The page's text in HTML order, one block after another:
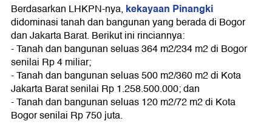
Berdasarkan LHKPN-nya, kekayaan Pinangki
didominasi tanah dan bangunan yang berada di Bogor
dan Jakarta Barat. Berikut ini rinciannya:
- Tanah dan bangunan seluas 364 m2/234 m2 di Bogor
senilai Rp 4 miliar;
- Tanah dan bangunan seluas 500 m2/360 m2 di Kota
Jakarta Barat senilai Rp 1.258.500.000; dan
- Tanah dan bangunan seluas 120 m2/72 m2 di Kota
Bogor senilai Rp 750 juta.